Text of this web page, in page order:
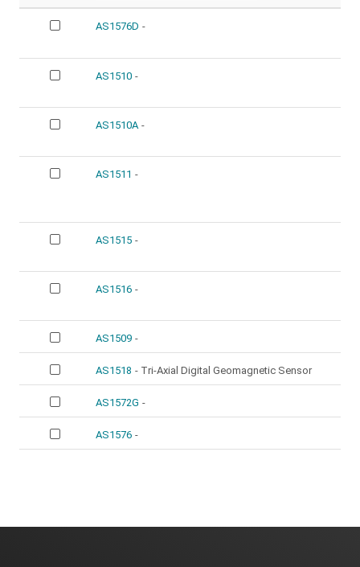
AS1576D -
AS1510 -
AS1510A -
AS1511 -
AS1515 -
AS1516 -
AS1509 -
AS1518 - Tri-Axial Digital Geomagnetic Sensor
AS1572G -
AS1576 -